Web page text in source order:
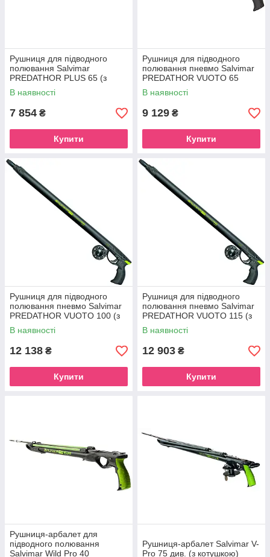
Рушниця для підводного
полювання Salvimar
PREDATHOR PLUS 65 (з
регулятором бою)
В наявності
7 854 ₴
Купити
Рушниця для підводного
полювання пневмо Salvimar
PREDATHOR VUOTO 65
SPECIAL
В наявності
9 129 ₴
Купити
Рушниця для підводного
полювання пневмо Salvimar
PREDATHOR VUOTO 100 (з
вакуумної насадкою і
регулятором бою)
В наявності
12 138 ₴
Купити
Рушниця для підводного
полювання пневмо Salvimar
PREDATHOR VUOTO 115 (з
вакуумної насадкою і
регулятором бою)
В наявності
12 903 ₴
Купити
Рушниця-арбалет для
підводного полювання
Salvimar Wild Pro 40
Рушниця-арбалет Salvimar V-
Pro 75 див. (з котушкою)